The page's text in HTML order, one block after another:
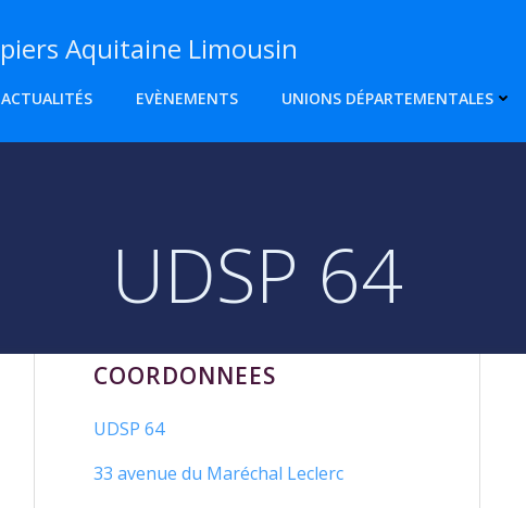
Aquitaine Limousin
ACTUALITÉS EVÈNEMENTS UNIONS DÉPARTEMENTALES
UDSP 64
COORDONNEES
UDSP 64
33 avenue du Maréchal Leclerc